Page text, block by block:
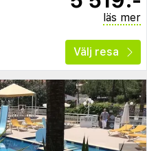
läs mer
Välj resa